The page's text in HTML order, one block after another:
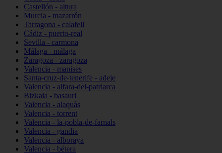
Castellón - altura
Murcia - mazarrón
Tarragona - calafell
Cádiz - puerto-real
Sevilla - carmona
Málaga - málaga
Zaragoza - zaragoza
Valencia - manises
Santa-cruz-de-tenerife - adeje
Valencia - alfara-del-patriarca
Bizkaia - basauri
Valencia - alaquàs
Valencia - torrent
Valencia - la-pobla-de-farnals
Valencia - gandia
Valencia - alboraya
Valencia - bétera